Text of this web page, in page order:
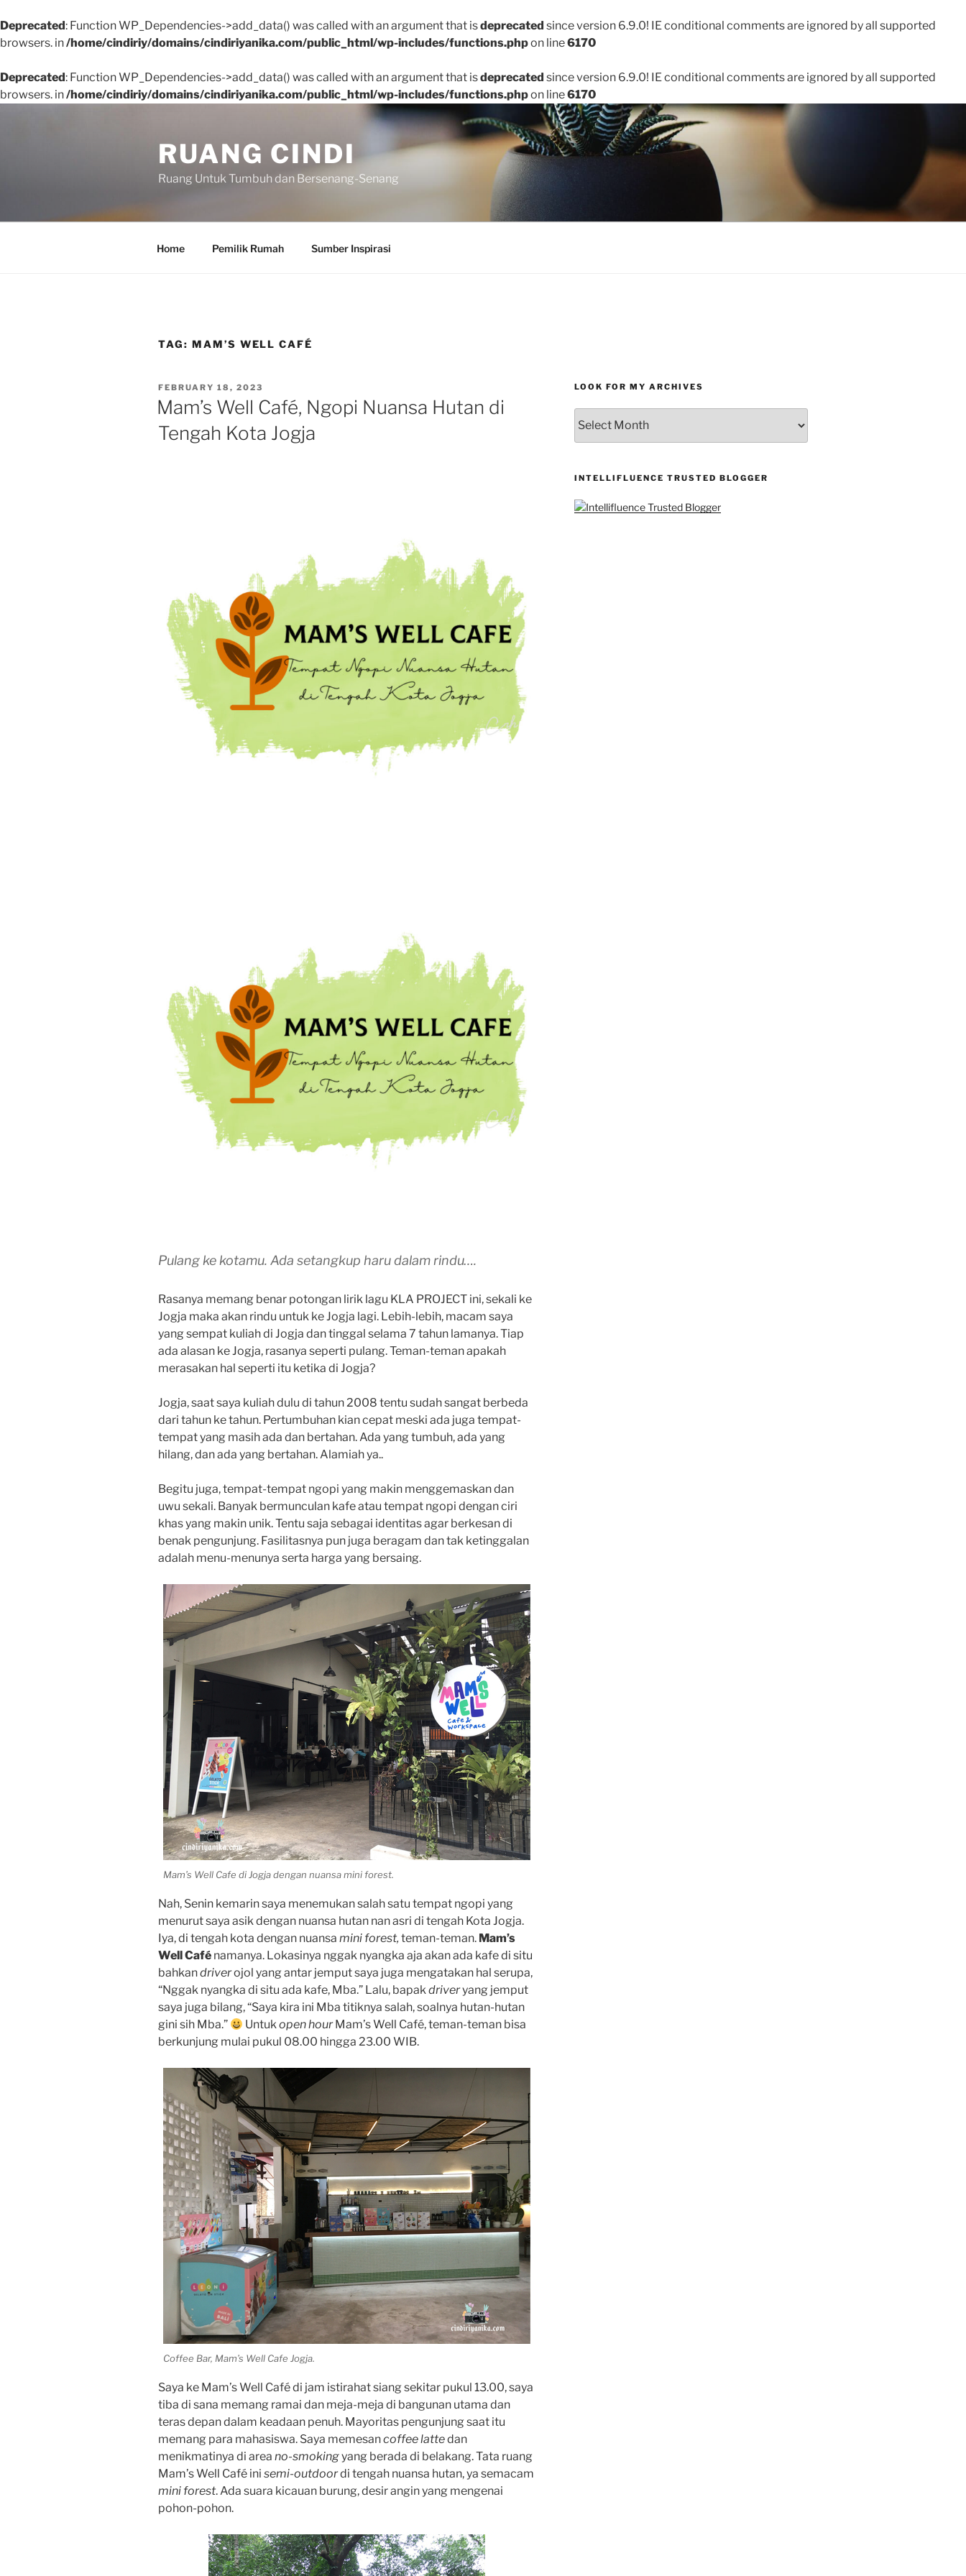
Deprecated: Function WP_Dependencies->add_data() was called with an argument that isdeprecated since version 6.9.0! IE conditional comments are ignored by all supported
browsers. in/home/cindiriy/domains/cindiriyanika.com/public_html/wp-includes/functions.phpon line6170
Deprecated: Function WP_Dependencies->add_data() was called with an argument that isdeprecated since version 6.9.0! IE conditional comments are ignored by all supported
browsers. in/home/cindiriy/domains/cindiriyanika.com/public_html/wp-includes/functions.phpon line6170
RUANG CINDI
Ruang Untuk Tumbuh dan Bersenang-Senang
Home Pemilik Rumah Sumber Inspirasi
TAG: MAM’S WELL CAFÉ
POSTED
ON
FEBRUARY 18, 2023
Mam’s Well Café, Ngopi Nuansa Hutan di
Tengah Kota Jogja
Pulang ke kotamu. Ada setangkup haru dalam rindu….
Rasanya memang benar potongan lirik lagu KLA PROJECT ini, sekali ke
Jogja maka akan rindu untuk ke Jogja lagi. Lebih-lebih, macam saya
yang sempat kuliah di Jogja dan tinggal selama 7 tahun lamanya. Tiap
ada alasan ke Jogja, rasanya seperti pulang. Teman-teman apakah
merasakan hal seperti itu ketika di Jogja?
Jogja, saat saya kuliah dulu di tahun 2008 tentu sudah sangat berbeda
dari tahun ke tahun. Pertumbuhan kian cepat meski ada juga tempat-
tempat yang masih ada dan bertahan. Ada yang tumbuh, ada yang
hilang, dan ada yang bertahan. Alamiah ya..
Begitu juga, tempat-tempat ngopi yang makin menggemaskan dan
uwu sekali. Banyak bermunculan kafe atau tempat ngopi dengan ciri
khas yang makin unik. Tentu saja sebagai identitas agar berkesan di
benak pengunjung. Fasilitasnya pun juga beragam dan tak ketinggalan
adalah menu-menunya serta harga yang bersaing.
Mam’s Well Cafe di Jogja dengan nuansa mini forest.
Nah, Senin kemarin saya menemukan salah satu tempat ngopi yang
menurut saya asik dengan nuansa hutan nan asri di tengah Kota Jogja.
Iya, di tengah kota dengan nuansa mini forest, teman-teman. Mam’s
Well Café namanya. Lokasinya nggak nyangka aja akan ada kafe di situ
bahkandriverojol yang antar jemput saya juga mengatakan hal serupa,
“Nggak nyangka di situ ada kafe, Mba.” Lalu, bapakdriveryang jemput
saya juga bilang, “Saya kira ini Mba titiknya salah, soalnya hutan-hutan
gini sih Mba.”
Untukopen hour Mam’s Well Café, teman-teman bisa
berkunjung mulai pukul 08.00 hingga 23.00 WIB.
Coffee Bar, Mam’s Well Cafe Jogja.
Saya ke Mam’s Well Café di jam istirahat siang sekitar pukul 13.00, saya
tiba di sana memang ramai dan meja-meja di bangunan utama dan
teras depan dalam keadaan penuh. Mayoritas pengunjung saat itu
memang para mahasiswa. Saya memesancoffee lattedan
menikmatinya di area no-smokingyang berada di belakang. Tata ruang
Mam’s Well Café ini semi-outdoordi tengah nuansa hutan, ya semacam
mini forest. Ada suara kicauan burung, desir angin yang mengenai
pohon-pohon.
LOOK FOR MY ARCHIVES
FOR
MY
INTELLIFLUENCE TRUSTED BLOGGER